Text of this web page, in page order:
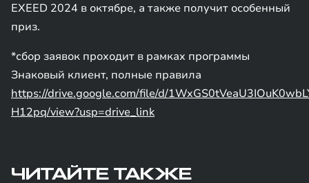
EXEED 2024 в октябре, а также получит особенный
приз.
*сбор заявок проходит в рамках программы
Знаковый клиент, полные правила
https://drive.google.com/file/d/
H12pq/view?usp=drive_link
ЧИТАЙТЕ ТАКЖЕ